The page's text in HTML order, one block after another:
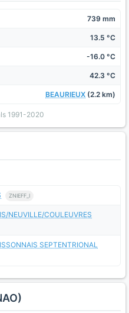
739 mm
13.5 °C
-16.0 °C
42.3 °C
BEAURIEUX (2.2 km)
1991-2020
ZNIEFF_I
NEUVILLE/COULEUVRES
SEPTENTRIONAL